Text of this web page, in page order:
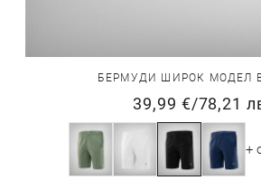
БЕРМУДИ ШИРОК МОДЕЛ
39,99 €/78,21
+